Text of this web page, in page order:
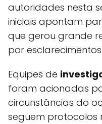
autoridades nesta
iniciais apontam
que gerou grande
por
Equipes de
foram acionadas
circunstâncias do
seguem protocolos